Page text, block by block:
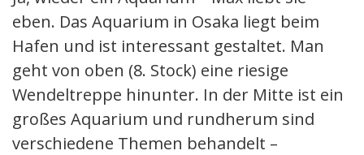
eben. Das Aquarium in Osaka liegt beim
Hafen und ist interessant gestaltet. Man
geht von oben (8. Stock) eine riesige
Wendeltreppe hinunter. In der Mitte ist ein
großes Aquarium und rundherum sind
verschiedene Themen behandelt –